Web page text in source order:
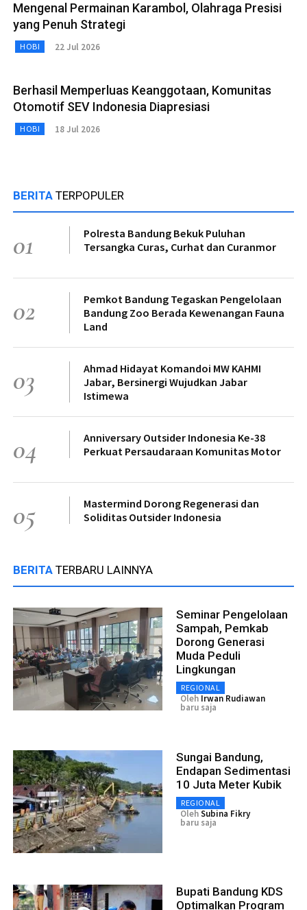
Mengenal Permainan Karambol, Olahraga Presisi
yang Penuh Strategi
HOBI 22 Jul 2026
Berhasil Memperluas Keanggotaan, Komunitas
Otomotif SEV Indonesia Diapresiasi
HOBI 18 Jul 2026
BERITA TERPOPULER
01
Polresta Bandung Bekuk Puluhan
Tersangka Curas, Curhat dan Curanmor
02
Pemkot Bandung Tegaskan Pengelolaan
Bandung Zoo Berada Kewenangan Fauna
Land
03
Ahmad Hidayat Komandoi MW KAHMI
Jabar, Bersinergi Wujudkan Jabar
Istimewa
04
Anniversary Outsider Indonesia Ke-38
Perkuat Persaudaraan Komunitas Motor
05
Mastermind Dorong Regenerasi dan
Soliditas Outsider Indonesia
BERITA TERBARU LAINNYA
Seminar Pengelolaan
Sampah, Pemkab
Dorong Generasi
Muda Peduli
Lingkungan
REGIONAL
Oleh Irwan Rudiawan
baru saja
Sungai Bandung,
Endapan Sedimentasi
10 Juta Meter Kubik
REGIONAL
OlehSubina Fikry
baru saja
Bupati Bandung KDS
Optimalkan Program